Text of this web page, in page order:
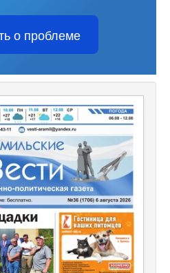
о проблеме